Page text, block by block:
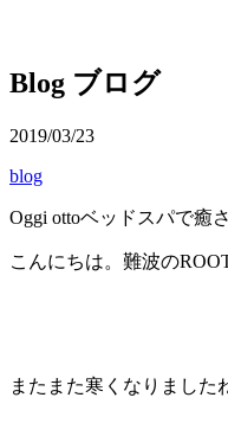
Blog ブログ
2019/03/23
blog
Oggi ottoベッドスパで癒
こんにちは。難波の
またまた寒くなりました